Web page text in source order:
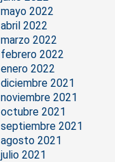
mayo 2022
abril 2022
marzo 2022
febrero 2022
enero 2022
diciembre 2021
noviembre 2021
octubre 2021
septiembre 2021
agosto 2021
julio 2021